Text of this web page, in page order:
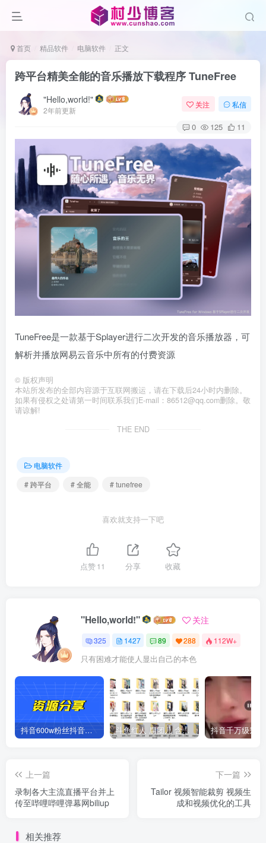
首页 精品软件 电脑软件 正文
跨平台精美全能的音乐播放下载程序 TuneFree
"Hello,world!"
2年前更新
关注 私信
0 125 11
TuneFree是一款基于Splayer进行二次开发的音乐播放器，可
解析并播放网易云音乐中所有的付费资源
© 版权声明
本站所发布的全部内容源于互联网搬运，请在下载后24小时内删除。
如果有侵权之处请第一时间联系我们E-mail：86512@qq.com删除。敬
请谅解!
THE END
电脑软件
# 跨平台
# 全能 # tunefree
喜欢就支持一下吧
点赞11 分享 收藏
"Hello,world!" 关注
325 1427 89 288 112W+
只有困难才能使人显出自己的本色
抖音600w粉丝抖音网红痞幼一手资料 877P 500M 含私拍 斗鱼红人 腐团儿 含付费 大尺写真 32套
上一篇
录制各大主流直播平台并上
传至哔哩哔哩弹幕网biliup
下一篇
Tailor 视频智能裁剪 视频生
成和视频优化的工具
相关推荐